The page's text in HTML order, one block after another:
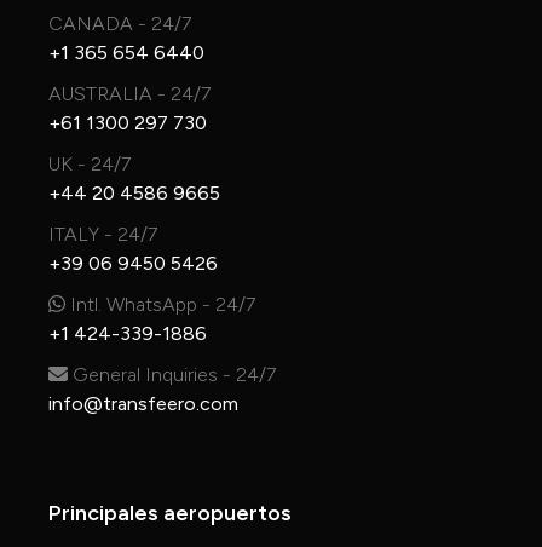
CANADA - 24/7
+1 365 654 6440
AUSTRALIA - 24/7
+61 1300 297 730
UK - 24/7
+44 20 4586 9665
ITALY - 24/7
+39 06 9450 5426
Intl. WhatsApp - 24/7
+1 424-339-1886
General Inquiries - 24/7
info@transfeero.com
Principales aeropuertos